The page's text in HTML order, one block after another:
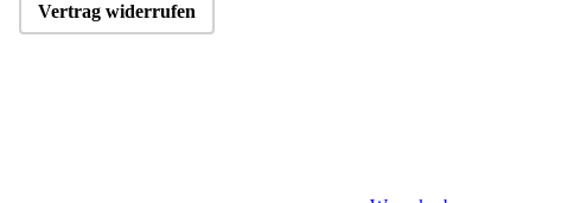
Vertrag widerrufen